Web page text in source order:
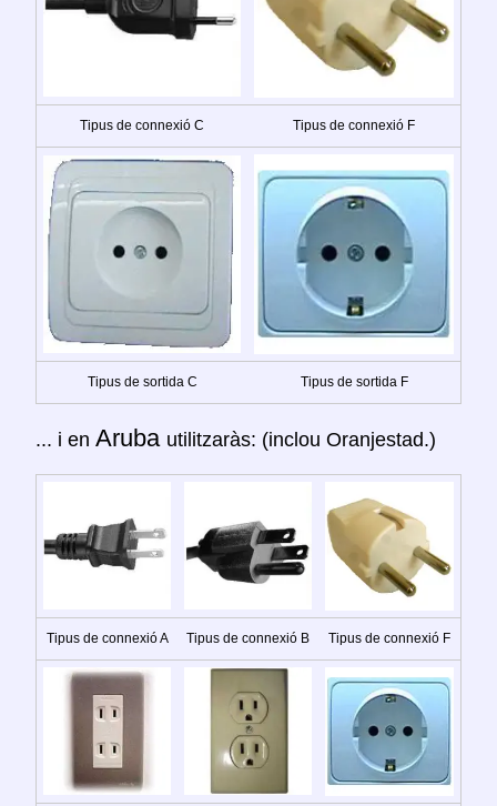
Tipus de connexió C Tipus de connexió F
Tipus de sortida C Tipus de sortida F
... i en Aruba utilitzaràs: (inclou Oranjestad.)
Tipus de connexió A Tipus de connexió B Tipus de connexió F